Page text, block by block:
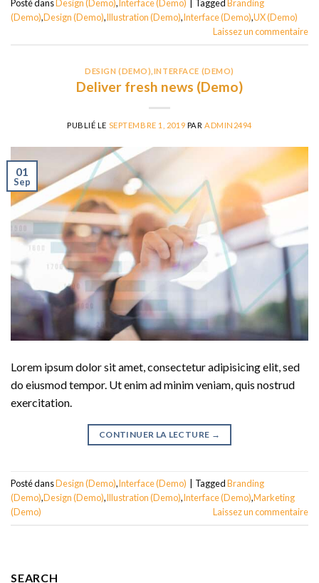
Posté dansDesign (Demo),Interface (Demo) TaggedBranding
(Demo),Design (Demo),Illustration (Demo),Interface (Demo),UX (Demo)
Laissez un commentaire
DESIGN (DEMO) INTERFACE (DEMO)
Deliver fresh news (Demo)
PUBLIÉ LE SEPTEMBRE 1, 2019 PAR ADMIN2494
01
Sep
Lorem ipsum dolor sit amet, consectetur adipisicing elit, sed
do eiusmod tempor. Ut enim ad minim veniam, quis nostrud
exercitation.
CONTINUER LA LECTURE →
Posté dansDesign (Demo),Interface (Demo) TaggedBranding
(Demo),Design (Demo),Illustration (Demo),Interface (Demo),Marketing
(Demo)
Laissez un commentaire
SEARCH